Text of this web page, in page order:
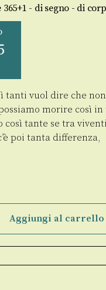
365+1 - di segno - di
tanti vuol dire che non
morire così in
così tante se tra
poi tanta differenza,
Aggiungi al carrello